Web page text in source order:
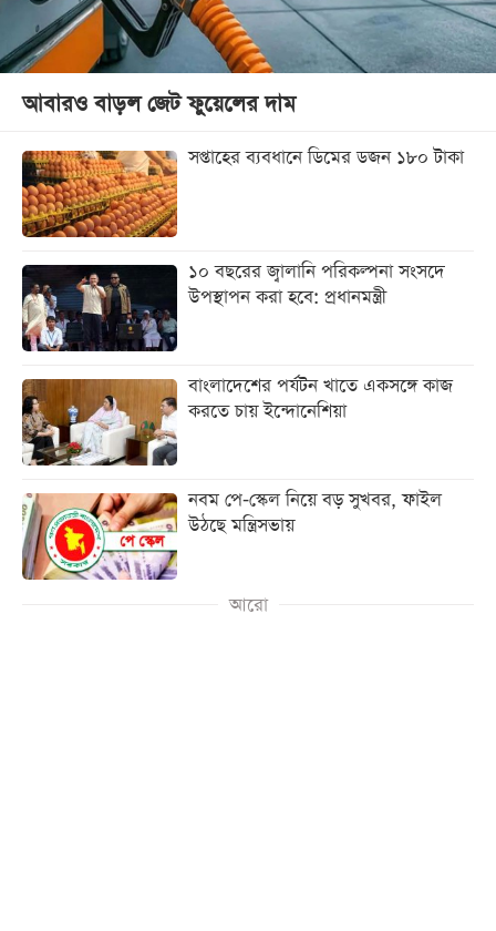
আবারও বাড়ল জেট ফুয়েলের দাম
সপ্তাহের ব্যবধানে ডিমের ডজন ১৮০ টাকা
১০ বছরের জ্বালানি পরিকল্পনা সংসদে
উপস্থাপন করা হবে: প্রধানমন্ত্রী
বাংলাদেশের পর্যটন খাতে একসঙ্গে কাজ
করতে চায় ইন্দোনেশিয়া
নবম পে-স্কেল নিয়ে বড় সুখবর, ফাইল
উঠছে মন্ত্রিসভায়
আরো